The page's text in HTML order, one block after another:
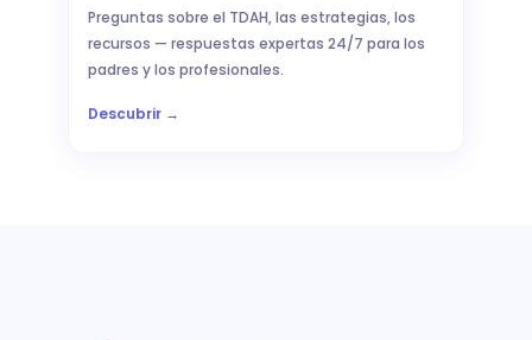
Preguntas sobre el TDAH, las estrategias, los
recursos — respuestas expertas 24/7 para los
padres y los profesionales.
Descubrir →